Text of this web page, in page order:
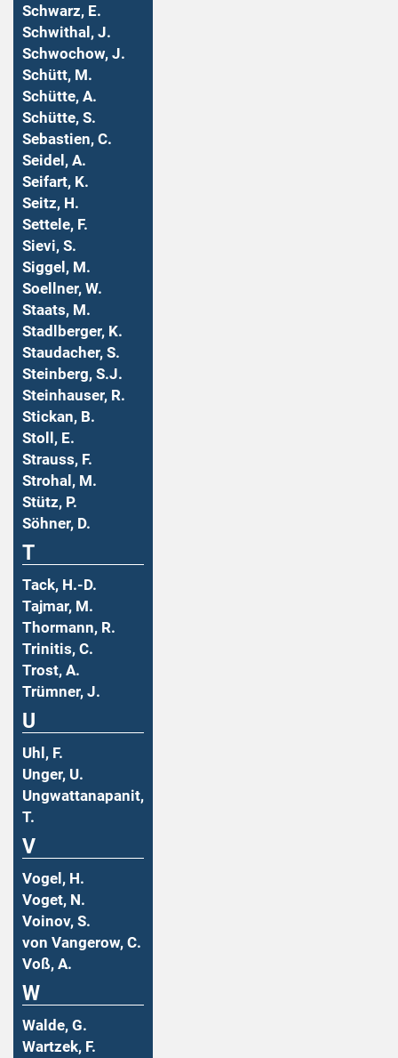
Schwarz, E.
Schwithal, J.
Schwochow, J.
Schütt, M.
Schütte, A.
Schütte, S.
Sebastien, C.
Seidel, A.
Seifart, K.
Seitz, H.
Settele, F.
Sievi, S.
Siggel, M.
Soellner, W.
Staats, M.
Stadlberger, K.
Staudacher, S.
Steinberg, S.J.
Steinhauser, R.
Stickan, B.
Stoll, E.
Strauss, F.
Strohal, M.
Stütz, P.
Söhner, D.
T
Tack, H.-D.
Tajmar, M.
Thormann, R.
Trinitis, C.
Trost, A.
Trümner, J.
U
Uhl, F.
Unger, U.
Ungwattanapanit,
T.
V
Vogel, H.
Voget, N.
Voinov, S.
von Vangerow, C.
Voß, A.
W
Walde, G.
Wartzek, F.